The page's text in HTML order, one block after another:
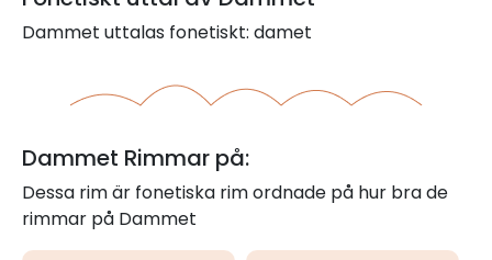
Dammet uttalas fonetiskt: damet
Dammet Rimmar på:
Dessa rim är fonetiska rim ordnade på hur bra de
rimmar på Dammet